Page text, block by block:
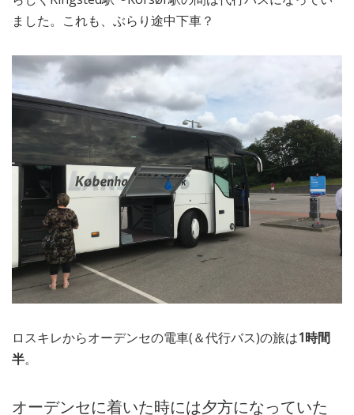
ました。これも、ぶらり途中下車？
ロスキレからオーデンセの電車(＆代行バス)の旅は1時間
半。
オーデンセに着いた時には夕方になっていた